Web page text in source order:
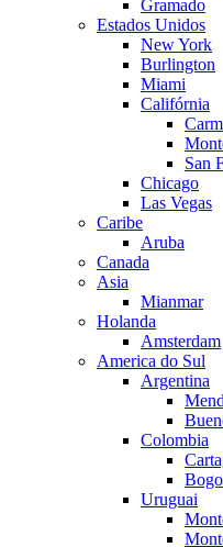
Gramado
Estados Unidos
New York
Burlington
Miami
Califórnia
San
Chicago
Las Vegas
Caribe
Aruba
Canada
Asia
Mianmar
Holanda
Amsterdam
America do Sul
Argentina
Colombia
Uruguai